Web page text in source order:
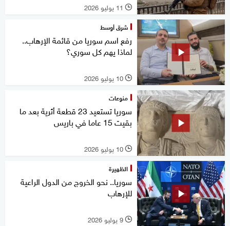
l 11 يوليو 2026
شرق أوسط
رفع اسم سوريا من قائمة الإرهاب..
لماذا يهم كل سوري؟
l 10 يوليو 2026
منوعات
سوريا تستعيد 23 قطعة أثرية بعد ما
بقيت 15 عاما في باريس
l 10 يوليو 2026
الظهيرة
سوريا.. نحو الخروج من الدول الراعية
للإرهاب
l 9 يوليو 2026